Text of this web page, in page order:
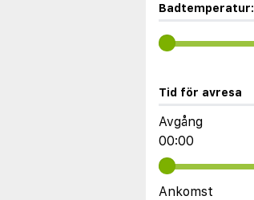
Badtemperatur:
Tid för avresa
Avgång
00:00
Ankomst